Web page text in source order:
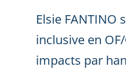
Elsie FANTINO
inclusive en
impacts par